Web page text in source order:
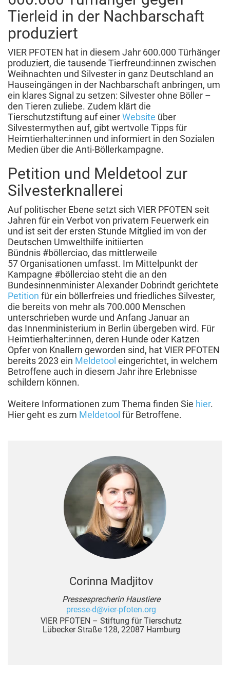
Tierleid in der Nachbarschaft
produziert
VIER PFOTEN hat in diesem Jahr 600.000 Türhänger
produziert, die tausende Tierfreund:innen zwischen
Weihnachten und Silvester in ganz Deutschland an
Hauseingängen in der Nachbarschaft anbringen, um
ein klares Signal zu setzen: Silvester ohne Böller –
den Tieren zuliebe. Zudem klärt die
Tierschutzstiftung auf einerWebsite über
Silvestermythen auf, gibt wertvolle Tipps für
Heimtierhalter:innen und informiert in den Sozialen
Medien über die Anti-Böllerkampagne.
Petition und Meldetool zur
Silvesterknallerei
Auf politischer Ebene setzt sich VIER PFOTEN seit
Jahren für ein Verbot von privatem Feuerwerk ein
und ist seit der ersten Stunde Mitglied im von der
Deutschen Umwelthilfe initiierten
Bündnis #böllerciao, das mittlerweile
57 Organisationen umfasst. Im Mittelpunkt der
Kampagne #böllerciao steht die an den
Bundesinnenminister Alexander Dobrindt gerichtete
Petition für ein böllerfreies und friedliches Silvester,
die bereits von mehr als 700.000 Menschen
unterschrieben wurde und Anfang Januar an
das Innenministerium in Berlin übergeben wird. Für
Heimtierhalter:innen, deren Hunde oder Katzen
Opfer von Knallern geworden sind, hat VIER PFOTEN
bereits 2023 ein Meldetool eingerichtet, in welchem
Betroffene auch in diesem Jahr ihre Erlebnisse
schildern können.
Weitere Informationen zum Thema finden Sie hier.
Hier geht es zum Meldetool für Betroffene.
Corinna Madjitov
Pressesprecherin Haustiere
presse-d@vier-pfoten.org
VIER PFOTEN – Stiftung für Tierschutz
Lübecker Straße 128, 22087 Hamburg